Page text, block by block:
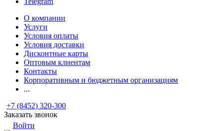
О компании
Услуги
Условия оплаты
Условия доставки
Дисконтные карты
Оптовым клиентам
Контакты
Корпоративным и бюджетным организациям
...
+7 (8452) 320-300
Заказать звонок
Войти